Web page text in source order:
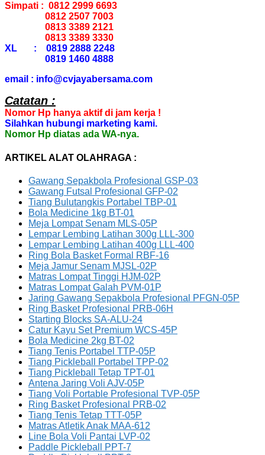
Simpati : 0812 2999 6693
0812 2507 7003
0813 3389 2121
0813 3389 3330
XL : 0819 2888 2248
0819 1460 4888
email : info@cvjayabersama.com
Catatan :
Nomor Hp hanya aktif di jam kerja !
Silahkan hubungi marketing kami.
Nomor Hp diatas ada WA-nya.
ARTIKEL ALAT OLAHRAGA :
Gawang Sepakbola Profesional GSP-03
Gawang Futsal Profesional GFP-02
Tiang Bulutangkis Portabel TBP-01
Bola Medicine 1kg BT-01
Meja Lompat Senam MLS-05P
Lempar Lembing Latihan 300g LLL-300
Lempar Lembing Latihan 400g LLL-400
Ring Bola Basket Formal RBF-16
Meja Jamur Senam MJSL-02P
Matras Lompat Tinggi HJM-02P
Matras Lompat Galah PVM-01P
Jaring Gawang Sepakbola Profesional PFGN-05P
Ring Basket Profesional PRB-06H
Starting Blocks SA-ALU-24
Catur Kayu Set Premium WCS-45P
Bola Medicine 2kg BT-02
Tiang Tenis Portabel TTP-05P
Tiang Pickleball Portabel TPP-02
Tiang Pickleball Tetap TPT-01
Antena Jaring Voli AJV-05P
Tiang Voli Portable Profesional TVP-05P
Ring Basket Profesional PRB-02
Tiang Tenis Tetap TTT-05P
Matras Atletik Anak MAA-612
Line Bola Voli Pantai LVP-02
Paddle Pickleball PPT-7